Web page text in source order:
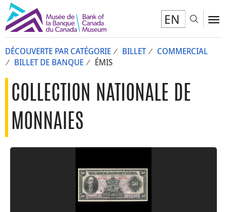
EN
DÉCOUVERTE PAR CATÉGORIE BILLET
COMMERCIAL
BILLET DE BANQUE
ÉMIS
COLLECTION NATIONALE DE
MONNAIES